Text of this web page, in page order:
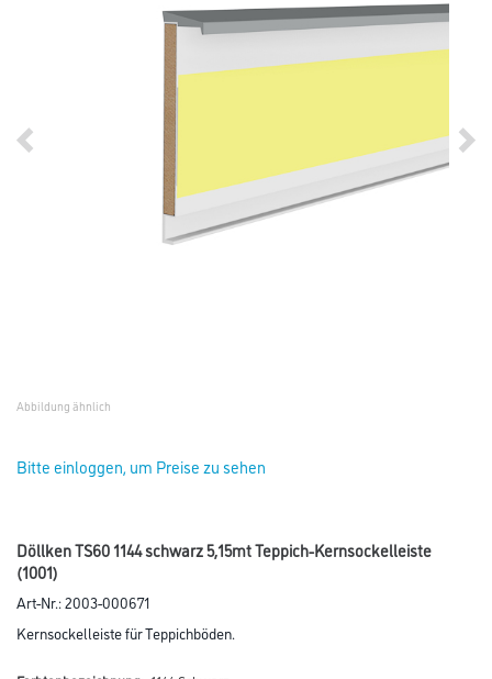
Abbildung ähnlich
Bitte einloggen, um Preise zu sehen
Döllken TS60 1144 schwarz 5,15mt Teppich-Kernsockelleiste
(1001)
Art-Nr.:2003-000671
Kernsockelleiste für Teppichböden.